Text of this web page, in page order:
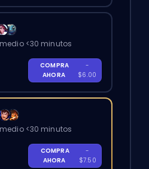
<30 minutos
COMPRA
AHORA
-
$6.00
<30 minutos
COMPRA
AHORA
-
$7.50